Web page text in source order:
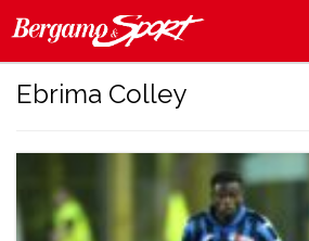
Ebrima Colley